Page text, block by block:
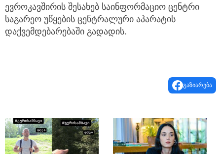
ევროკავშირის შესახებ საინფორმაციო ცენტრი
საგარეო უწყების ცენტრალური აპარატის
დაქვემდებარებაში გადადის.
გაზიარება